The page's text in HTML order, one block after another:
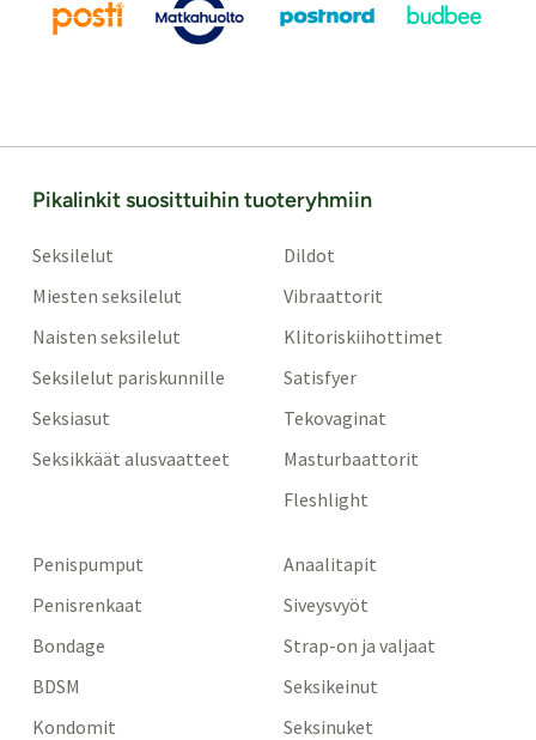
Pikalinkit suosittuihin tuoteryhmiin
Seksilelut
Miesten seksilelut
Naisten seksilelut
Seksilelut pariskunnille
Seksiasut
Seksikkäät alusvaatteet
Dildot
Vibraattorit
Klitoriskiihottimet
Satisfyer
Tekovaginat
Masturbaattorit
Fleshlight
Penispumput
Penisrenkaat
Bondage
BDSM
Kondomit
Anaalitapit
Siveysvyöt
Strap-on ja valjaat
Seksikeinut
Seksinuket